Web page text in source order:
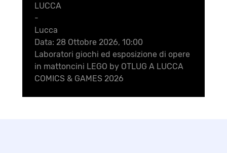
LUCCA
-
Lucca
Data: 28 Ottobre 2026, 10:00
Laboratori giochi ed esposizione di opere
in mattoncini LEGO by OTLUG A LUCCA
COMICS & GAMES 2026